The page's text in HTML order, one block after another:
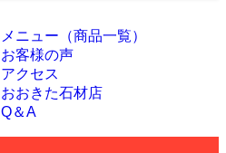
メニュー（商品一覧）
お客様の声
アクセス
おおきた石材店
Q＆A